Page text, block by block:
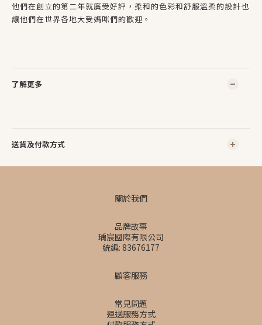
他們在創立的第二年就廣受好評，柔和的色彩和舒服溫柔的設計也
讓他們在世界各地大受媽咪們的歡迎。
了解更多
送貨及付款方式
關於我們
品牌故事
瑀宸國際有限公司
統編: 83676177
顧客服務
常見問題
運送服務方式